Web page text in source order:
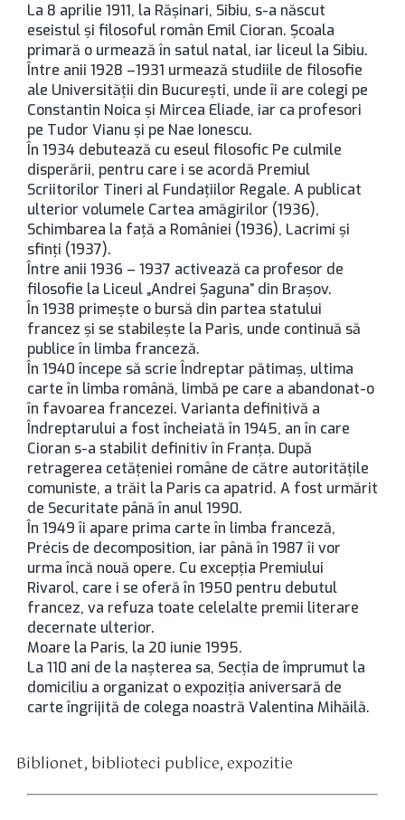
La 8 aprilie 1911, la Răşinari, Sibiu, s-a născut
eseistul şi filosoful român Emil Cioran. Şcoala
primară o urmează în satul natal, iar liceul la Sibiu.
Între anii 1928 –1931 urmează studiile de filosofie
ale Universităţii din Bucureşti, unde îi are colegi pe
Constantin Noica şi Mircea Eliade, iar ca profesori
pe Tudor Vianu şi pe Nae Ionescu.
În 1934 debutează cu eseul filosofic Pe culmile
disperării, pentru care i se acordă Premiul
Scriitorilor Tineri al Fundaţiilor Regale. A publicat
ulterior volumele Cartea amăgirilor (1936),
Schimbarea la faţă a României (1936), Lacrimi şi
sfinţi (1937).
Între anii 1936 – 1937 activează ca profesor de
filosofie la Liceul „Andrei Şaguna” din Braşov.
În 1938 primeşte o bursă din partea statului
francez şi se stabileşte la Paris, unde continuă să
publice în limba franceză.
În 1940 începe să scrie Îndreptar pătimaş, ultima
carte în limba română, limbă pe care a abandonat-o
în favoarea francezei. Varianta definitivă a
Îndreptarului a fost încheiată în 1945, an în care
Cioran s-a stabilit definitiv în Franţa. După
retragerea cetăţeniei române de către autorităţile
comuniste, a trăit la Paris ca apatrid. A fost urmărit
de Securitate până în anul 1990.
În 1949 îi apare prima carte în limba franceză,
Précis de decomposition, iar până în 1987 îi vor
urma încă nouă opere. Cu excepţia Premiului
Rivarol, care i se oferă în 1950 pentru debutul
francez, va refuza toate celelalte premii literare
decernate ulterior.
Moare la Paris, la 20 iunie 1995.
La 110 ani de la nașterea sa, Secția de împrumut la
domiciliu a organizat o expoziția aniversară de
carte îngrijită de colega noastră Valentina Mihăilă.
Biblionet, biblioteci publice,expozitie